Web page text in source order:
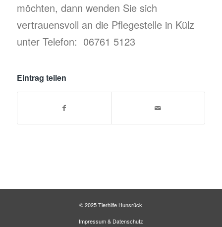
möchten, dann wenden Sie sich
vertrauensvoll an die Pflegestelle in Külz
unter Telefon: 06761 5123
Eintrag teilen
© 2025 Tierhilfe Hunsrück
Impressum& Datenschutz